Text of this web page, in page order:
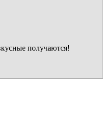
получаются!